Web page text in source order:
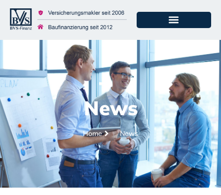
News
Home News